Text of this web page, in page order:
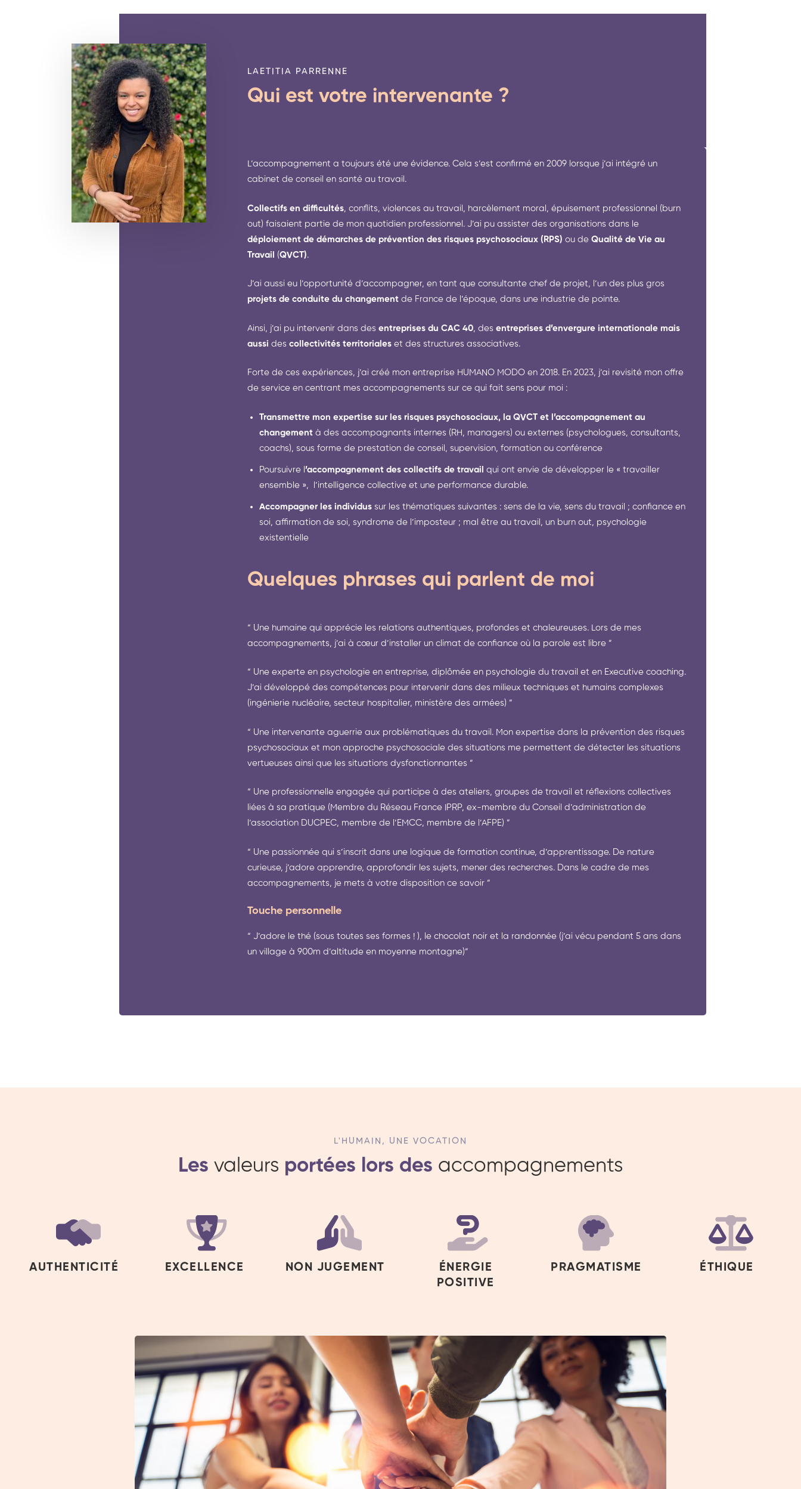
LAETITIA PARRENNE
Qui est votre intervenante ?
L’accompagnement a toujours été une évidence. Cela s’est confirmé en 2009 lorsque j’ai intégré un
cabinet de conseil en santé au travail.
Collectifs en difficultés, conflits, violences au travail, harcèlement moral, épuisement professionnel (burn
out) faisaient partie de mon quotidien professionnel. J’ai pu assister des organisations dans le
déploiement de démarches de prévention des risques psychosociaux (RPS) ou de Qualité de Vie au
Travail (QVCT).
J’ai aussi eu l’opportunité d’accompagner, en tant que consultante chef de projet, l’un des plus gros
projets de conduite du changement de France de l’époque, dans une industrie de pointe.
Ainsi, j’ai pu intervenir dans des entreprises du CAC 40, des entreprises d’envergure internationale mais
aussi des collectivités territoriales et des structures associatives.
Forte de ces expériences, j’ai créé mon entreprise HUMANO MODO en 2018. En 2023, j’ai revisité mon offre
de service en centrant mes accompagnements sur ce qui fait sens pour moi :
Transmettre mon expertise sur les risques psychosociaux, la QVCT et l’accompagnement au
changement à des accompagnants internes (RH, managers) ou externes (psychologues, consultants,
coachs), sous forme de prestation de conseil, supervision, formation ou conférence
Poursuivre l ’accompagnement des collectifs de travail qui ont envie de développer le « travailler
ensemble », l’intelligence collective et une performance durable.
Accompagner les individus sur les thématiques suivantes : sens de la vie, sens du travail ; confiance en
soi, affirmation de soi, syndrome de l’imposteur ; mal être au travail, un burn out, psychologie
existentielle
Quelques phrases qui parlent de moi
“ Une humaine qui apprécie les relations authentiques, profondes et chaleureuses. Lors de mes
accompagnements, j’ai à cœur d’installer un climat de confiance où la parole est libre ” ​ ​
“ Une experte en psychologie en entreprise, diplômée en psychologie du travail et en Executive coaching.
J’ai développé des compétences pour intervenir dans des milieux techniques et humains complexes
(ingénierie nucléaire, secteur hospitalier, ministère des armées) ” ​ ​
“ Une intervenante aguerrie aux problématiques du travail. Mon expertise dans la prévention des risques
psychosociaux et mon approche psychosociale des situations me permettent de détecter les situations
vertueuses ainsi que les situations dysfonctionnantes ” ​ ​
“ Une professionnelle engagée qui participe à des ateliers, groupes de travail et réflexions collectives
liées à sa pratique (Membre du Réseau France IPRP, ex-membre du Conseil d’administration de
l’association DUCPEC, membre de l’EMCC, membre de l’AFPE) ”​
“ Une passionnée qui s’inscrit dans une logique de formation continue, d’apprentissage. De nature
curieuse, j’adore apprendre, approfondir les sujets, mener des recherches. Dans le cadre de mes
accompagnements, je mets à votre disposition ce savoir ” ​ ​
Touche personnelle
“ J’adore le thé (sous toutes ses formes ! ), le chocolat noir et la randonnée (j’ai vécu pendant 5 ans dans
un village à 900m d’altitude en moyenne montagne)”
L'HUMAIN, UNE VOCATION
Les valeurs portées lors des accompagnements
AUTHENTICITÉ EXCELLENCE NON JUGEMENT
ÉNERGIE
POSITIVE
PRAGMATISME ÉTHIQUE